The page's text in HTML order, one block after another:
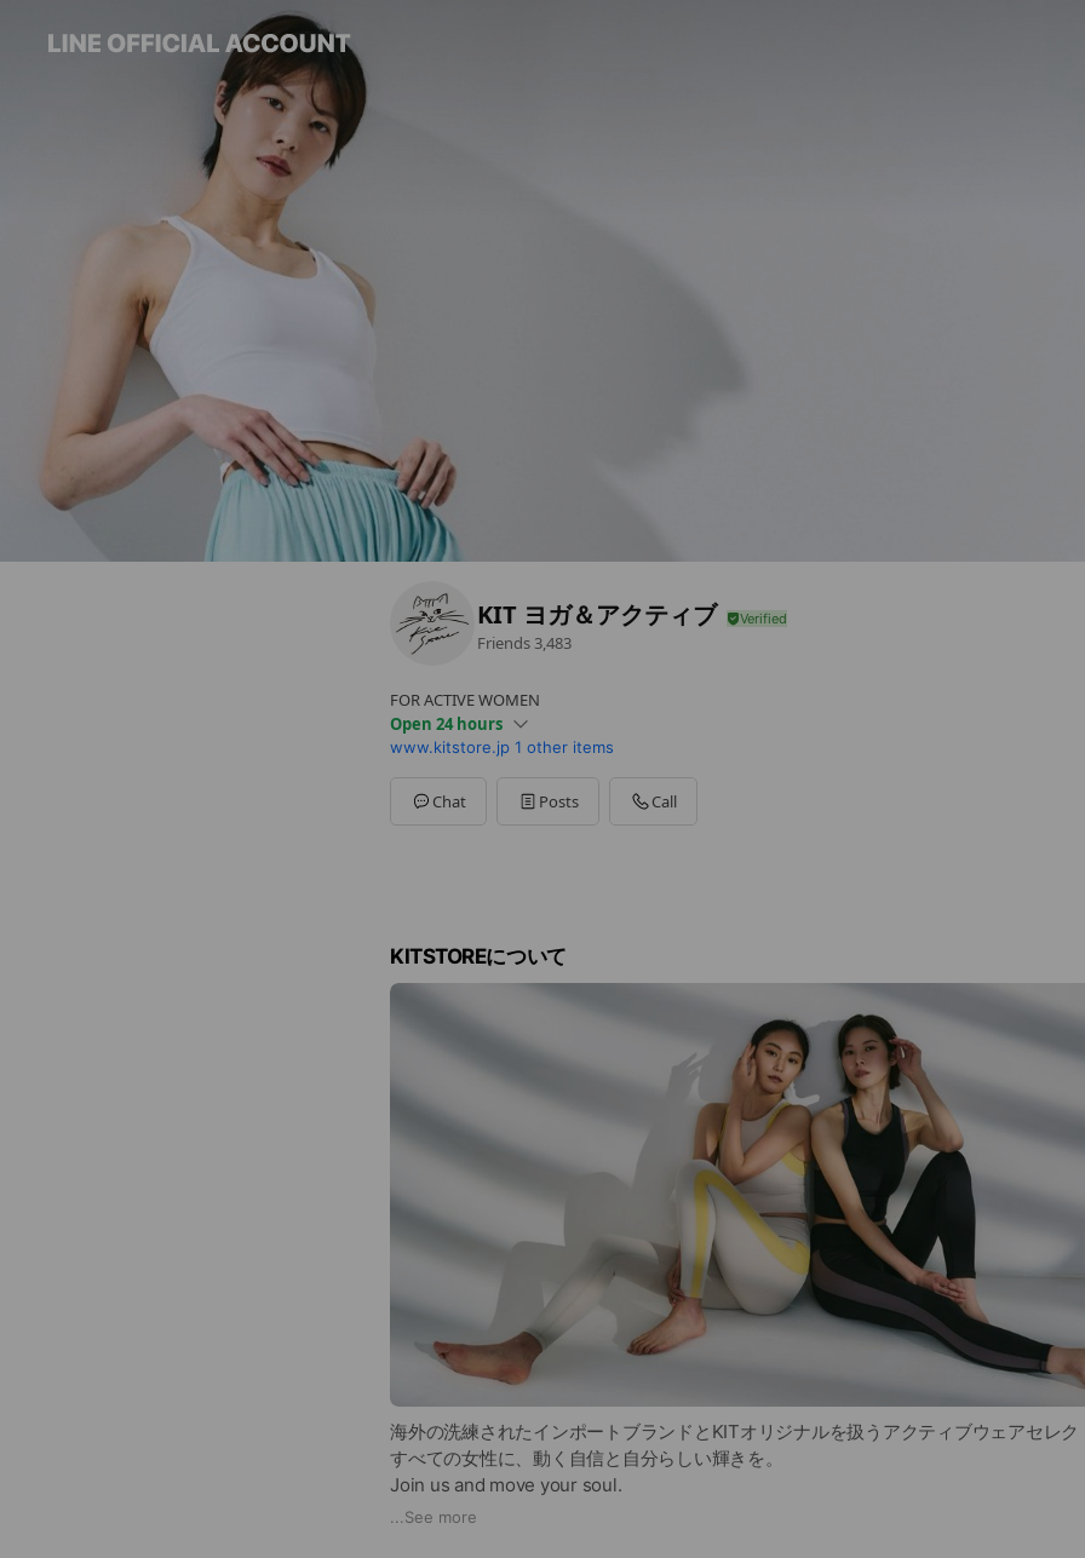
KIT ヨガ＆アクティブ
Friends 3,483
FOR ACTIVE WOMEN
Open 24 hours
Sun00:00 - 00:00
Tue00:00 - 00:00
www.kitstore.jp 1 other items
Chat Posts Call
KITSTOREについて
海外の洗練されたインポートブランドとKITオリジナルを扱うアクティブウェアセレク
すべての女性に、動く自信と自分らしい輝きを。
Join us and move your soul.
...See more